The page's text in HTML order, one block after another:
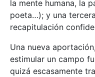
la mente humana, la
poeta…); y una
recapitulación
Una nueva
estimular un campo
quizá escasamente